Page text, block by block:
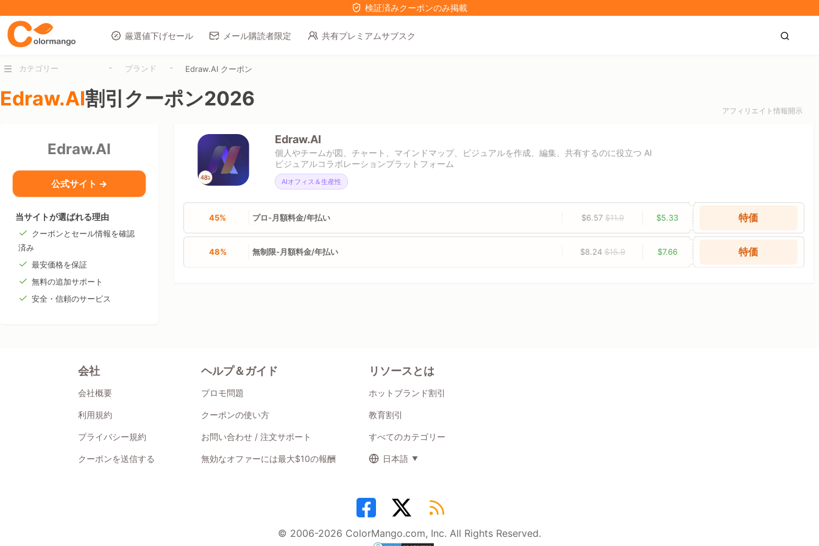
検証済みクーポンのみ掲載
厳選値下げセール メール購読者限定 共有プレミアムサブスク
カテゴリー - ブランド - Edraw.AI クーポン
Edraw.AI割引クーポン2026
アフィリエイト情報開示
Edraw.AI
公式サイト →
当サイトが選ばれる理由
クーポンとセール情報を確認
済み
最安価格を保証
無料の追加サポート
安全・信頼のサービス
Edraw.AI
個人やチームが図、チャート、マインドマップ、ビジュアルを作成、編集、共有するのに役立つ AI
ビジュアルコラボレーションプラットフォーム
AIオフィス＆生産性
45% プロ-月額料金/年払い $6.57 $11.9 $5.33 特価
48% 無制限-月額料金/年払い $8.24 $15.9 $7.66 特価
会社
会社概要
利用規約
プライバシー規約
クーポンを送信する
ヘルプ＆ガイド
プロモ問題
クーポンの使い方
お問い合わせ / 注文サポート
無効なオファーには最大$10の報酬
リソースとは
ホットブランド割引
教育割引
すべてのカテゴリー
日本語
© 2006-2026 ColorMango.com, Inc. All Rights Reserved.